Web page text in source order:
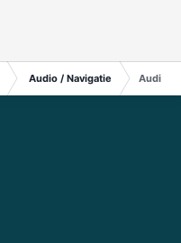
Audio / Navigatie Audio